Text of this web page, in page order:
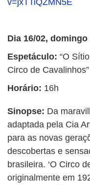
v=jxTTiQZMN5E
Dia 16/02, domingo
Espetáculo: “O
Circo de Cavalinhos”
Horário: 16h
Sinopse: Da
adaptada pela Cia
para as novas
descobertas e
brasileira. ‘O Circo
originalmente em